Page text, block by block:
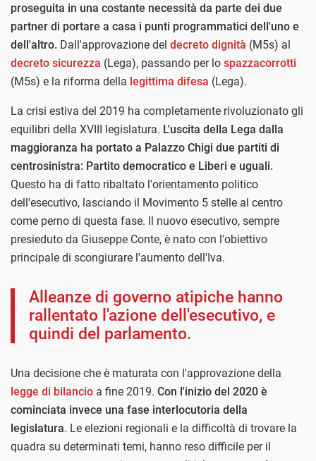
proseguita in una costante necessità da parte dei due
partner di portare a casa i punti programmatici dell'uno e
dell'altro. Dall'approvazione del decreto dignità (M5s) al
decreto sicurezza (Lega), passando per lo spazzacorrotti
(M5s) e la riforma della legittima difesa (Lega).
La crisi estiva del 2019 ha completamente rivoluzionato gli
equilibri della XVIII legislatura. L'uscita della Lega dalla
maggioranza ha portato a Palazzo Chigi due partiti di
centrosinistra: Partito democratico e Liberi e uguali.
Questo ha di fatto ribaltato l'orientamento politico
dell'esecutivo, lasciando il Movimento 5 stelle al centro
come perno di questa fase. Il nuovo esecutivo, sempre
presieduto da Giuseppe Conte, è nato con l'obiettivo
principale di scongiurare l'aumento dell'Iva.
Alleanze di governo atipiche hanno
rallentato l'azione dell'esecutivo, e
quindi del parlamento.
Una decisione che è maturata con l'approvazione della
legge di bilancio a fine 2019. Con l'inizio del 2020 è
cominciata invece una fase interlocutoria della
legislatura. Le elezioni regionali e la difficoltà di trovare la
quadra su determinati temi, hanno reso difficile per il